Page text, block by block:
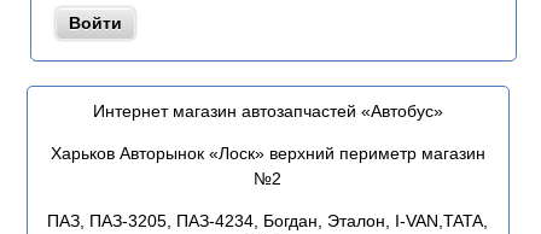
Интернет магазин автозапчастей «Автобус»
Харьков Авторынок «Лоск» верхний периметр магазин
№2
ПАЗ, ПАЗ-3205, ПАЗ-4234, Богдан, Эталон, I-VAN,TATA,